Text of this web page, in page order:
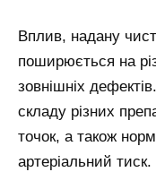
Вплив, надану
поширюється на
зовнішніх
складу різних
точок, а також
артеріальний тиск.